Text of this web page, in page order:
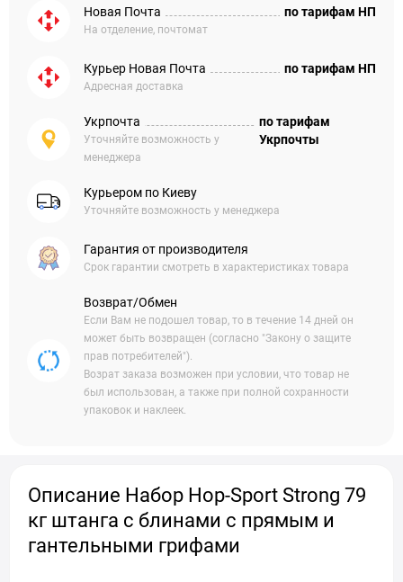
Новая Почта
На отделение, почтомат
по тарифам НП
Курьер Новая Почта
Адресная доставка
по тарифам НП
Укрпочта
Уточняйте возможность у
менеджера
по тарифам
Укрпочты
Курьером по Киеву
Уточняйте возможность у менеджера
Гарантия от производителя
Срок гарантии смотреть в характеристиках товара
Возврат/Обмен
Если Вам не подошел товар, то в течение 14 дней он
может быть возвращен (согласно "Закону о защите
прав потребителей").
Возрат заказа возможен при условии, что товар не
был использован, а также при полной сохранности
упаковок и наклеек.
Описание Набор Hop-Sport Strong 79
кг штанга с блинами с прямым и
гантельными грифами